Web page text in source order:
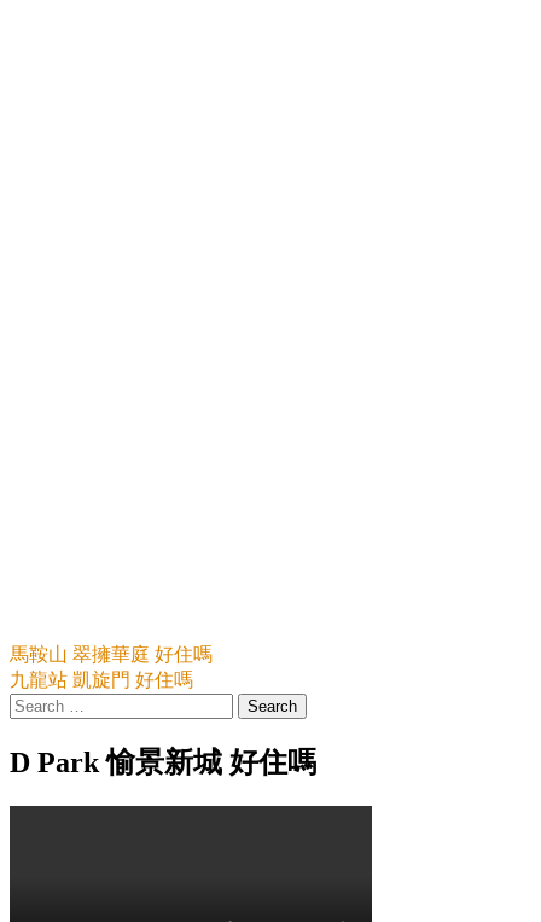
Post
navigation
馬鞍山 翠擁華庭 好住嗎
九龍站 凱旋門 好住嗎
Search
for:
D Park 愉景新城 好住嗎